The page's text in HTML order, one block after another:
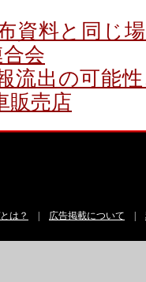
資料と同じ
会
流出の可能
販売店
は？ 広告掲載について